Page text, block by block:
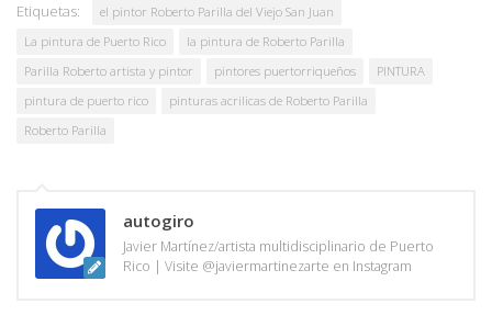
Etiquetas:
el pintor Roberto Parilla del Viejo San Juan
La pintura de Puerto Rico
la pintura de Roberto Parilla
Parilla Roberto artista y pintor
pintores puertorriqueños
PINTURA
pintura de puerto rico
pinturas acrilicas de Roberto Parilla
Roberto Parilla
autogiro
Javier Martínez/artista multidisciplinario de Puerto
Rico | Visite @javiermartinezarte en Instagram